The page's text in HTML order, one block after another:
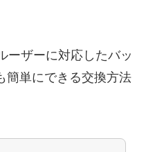
ーザーに対応したバッ
簡単にできる交換方法